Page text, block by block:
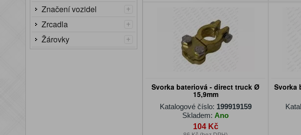
Značení vozidel
+
Zrcadla
+
Žárovky
+
Svorka bateriová - direct truck Ø
15,9mm
Katalogové číslo: 199919159
Skladem: Ano
104 Kč
Svorka